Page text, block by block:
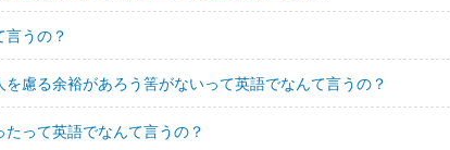
うの？
慮る余裕があろう筈がないって英語でなんて言うの？
って英語でなんて言うの？